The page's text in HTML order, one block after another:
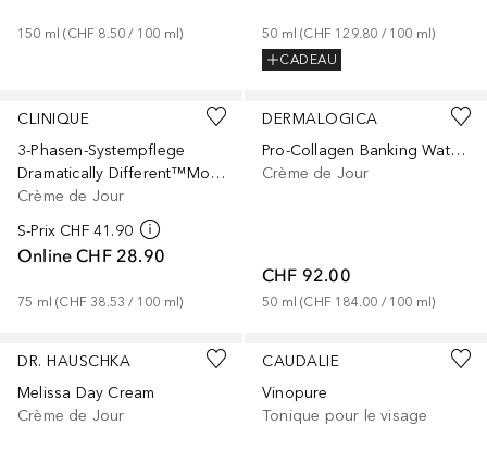
150 ml (CHF 8.50 / 100 ml) 50 ml (CHF 129.80 / 100 ml)
CADEAU
CLINIQUE
3-Phasen-Systempflege
Dramatically Different™Moisturizing Lotion SPF 50
Crème de Jour
S-Prix CHF 41.90
Online CHF 28.90
75 ml (CHF 38.53 / 100 ml)
DERMALOGICA
Pro-Collagen Banking Water Cream
Crème de Jour
CHF 92.00
50 ml (CHF 184.00 / 100 ml)
DR. HAUSCHKA
Melissa Day Cream
Crème de Jour
CAUDALIE
Vinopure
Tonique pour le visage